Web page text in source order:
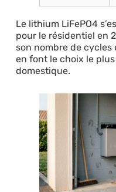
Le lithium LiFePO4
pour le résidentiel en
son nombre de
en font le choix le
domestique.